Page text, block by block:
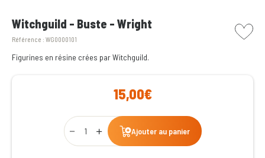
Witchguild - Buste - Wright
Référence : WG0000101
picto
Figurines en résine crées par Witchguild.
15,00€
Qty
Ajouter au panier